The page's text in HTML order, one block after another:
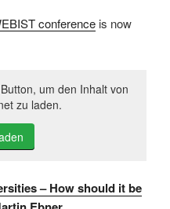
conference is now
um den Inhalt von
zu laden.
– How should it be